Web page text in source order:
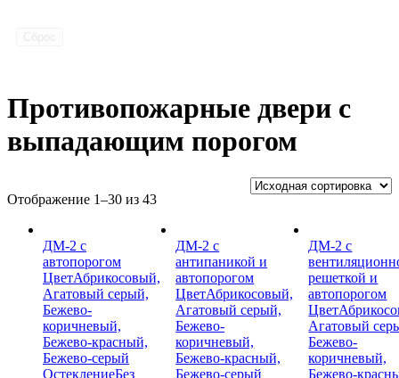
Противопожарные двери с
выпадающим порогом
Отображение 1–30 из 43
ДМ-2 с
автопорогом
ЦветАбрикосовый,
Агатовый серый,
Бежево-
коричневый,
Бежево-красный,
Бежево-серый
ОстеклениеБез
ДМ-2 с
антипаникой и
автопорогом
ЦветАбрикосовый,
Агатовый серый,
Бежево-
коричневый,
Бежево-красный,
Бежево-серый
ДМ-2 с
решеткой и
автопорогом
Цвет
Агатовый
Бежево-
коричневый,
Бежево-